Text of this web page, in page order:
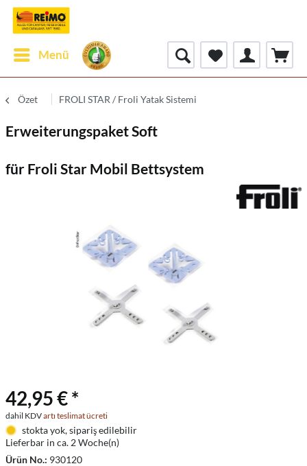
Menü
Özet FROLI STAR / Froli Yatak Sistemi
Erweiterungspaket Soft
für Froli Star Mobil Bettsystem
42,95 € *
dahil KDVartı teslimat ücreti
stokta yok, sipariş edilebilir
Lieferbar in ca. 2 Woche(n)
Ürün No.: 930120